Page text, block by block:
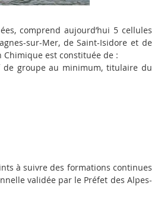
comprend aujourd’hui 5 cellules
sur-Mer, de Saint-Isidore et de
Chimique est constituée de :
de groupe au minimum, titulaire du
à suivre des formations continues
validée par le Préfet des Alpes-